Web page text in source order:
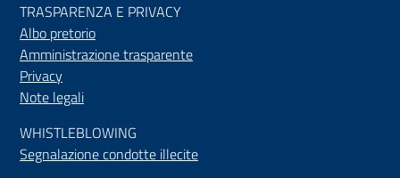
TRASPARENZA E PRIVACY
Albo pretorio
Amministrazione trasparente
Privacy
Note legali
WHISTLEBLOWING
Segnalazione condotte illecite